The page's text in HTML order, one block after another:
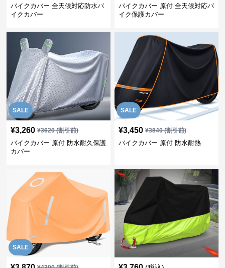
バイクカバー 全天候対応防水バ
イクカバー
バイクカバー 原付 全天候対応バ
イク保護カバー
SALE
¥3,260 ¥3620(割引前)
バイクカバー 原付 防水耐久保護
カバー
SALE
¥3,450 ¥3840(割引前)
バイクカバー 原付 防水耐熱
SALE